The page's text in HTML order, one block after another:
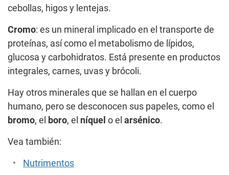
cebollas, higos y lentejas.
Cromo: es un mineral implicado en el transporte de
proteínas, así como el metabolismo de lípidos,
glucosa y carbohidratos. Está presente en productos
integrales, carnes, uvas y brócoli.
Hay otros minerales que se hallan en el cuerpo
humano, pero se desconocen sus papeles, como el
bromo, el boro, el níquel o el arsénico.
Vea también:
Nutrimentos